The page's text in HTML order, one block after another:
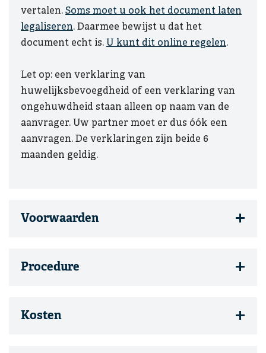
vertalen.Soms moet u ook het document laten
legaliseren. Daarmee bewijst u dat het
document echt is.U kunt dit online regelen.
Let op: een verklaring van
huwelijksbevoegdheid of een verklaring van
ongehuwdheid staan alleen op naam van de
aanvrager. Uw partner moet er dus óók een
aanvragen. De verklaringen zijn beide 6
maanden geldig.
Voorwaarden
Procedure
Kosten